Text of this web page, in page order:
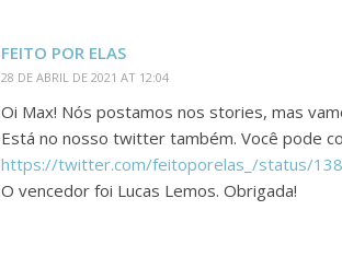
FEITO POR ELAS
28 DE ABRIL DE 2021 AT 12:04
Oi Max! Nós postamos nos stories, mas
Está no nosso twitter também. Você pode
https://twitter.com/feitoporelas_/status/
O vencedor foi Lucas Lemos. Obrigada!